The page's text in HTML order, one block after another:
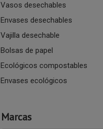
Vasos desechables
Envases desechables
Vajilla desechable
Bolsas de papel
Ecológicos compostables
Envases ecológicos
Marcas